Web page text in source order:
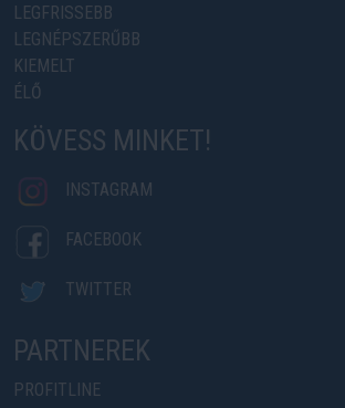
LEGFRISSEBB
LEGNÉPSZERŰBB
KIEMELT
ÉLŐ
KÖVESS MINKET!
INSTAGRAM
FACEBOOK
TWITTER
PARTNEREK
PROFITLINE